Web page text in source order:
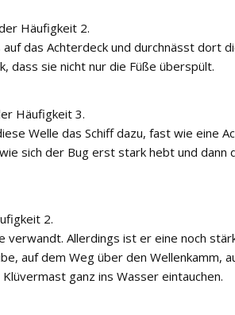
Häufigkeit 2.
das Achterdeck und durchnässt dort
dass sie nicht nur die Füße überspült.
Häufigkeit 3.
Welle das Schiff dazu, fast wie eine
sich der Bug erst stark hebt und dann
2.
verwandt. Allerdings ist er eine noch
auf dem Weg über den Wellenkamm,
ganz ins Wasser eintauchen.